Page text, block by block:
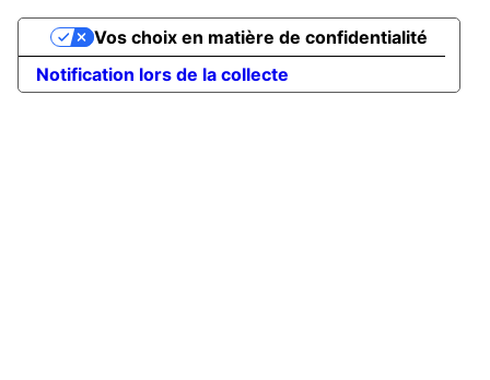
Notification lors de la collecte
Vos choix en matière de confidentialité